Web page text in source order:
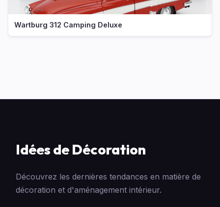
Wartburg 312 Camping Deluxe
Idées de Décoration
Découvrez les dernières tendances en matière de
décoration et d'aménagement intérieur.